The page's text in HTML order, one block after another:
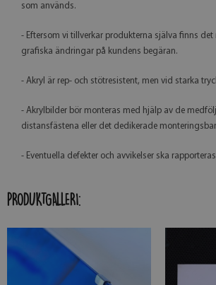
som används.
- Eftersom vi tillverkar produkterna själva finns
grafiska ändringar på kundens begäran.
- Akryl är rep- och stötresistent, men vid starka
- Akrylbilder bör monteras med hjälp av de
distansfästena eller det dedikerade
- Eventuella defekter och avvikelser ska
PRODUKTGALLERI: